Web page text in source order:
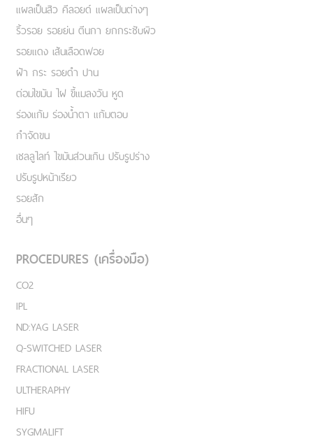
แผลเป็นสิว คีลอยด์ แผลเป็นต่างๆ
ริ้วรอย รอยย่น ตีนกา ยกกระชับผิว
รอยแดง เส้นเลือดฟอย
ฝ้า กระ รอยดำ ปาน
ต่อมไขมัน ไฝ ขี้แมลงวัน หูด
ร่องแก้ม ร่องน้ำตา แก้มตอบ
กำจัดขน
เชลลูไลท์ ไขมันส่วนเกิน ปรับรูปร่าง
ปรับรูปหน้าเรียว
รอยสัก
อื่นๆ
PROCEDURES (เครื่องมือ)
CO2
IPL
ND:YAG LASER
Q-SWITCHED LASER
FRACTIONAL LASER
ULTHERAPHY
HIFU
SYGMALIFT